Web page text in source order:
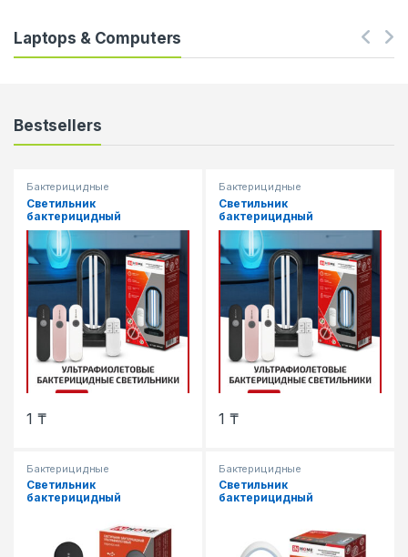
Laptops & Computers
Bestsellers
Бактерицидные
Светильник
бактерицидный
ультрафиолетовый
переносной БС M1W с
аккумулятором USB белый
IN HOME
1 ₸
Бактерицидные
Светильник
бактерицидный
ультрафиолетовый
переносной БС М1P с
аккумулятором USB
розовый IN HOME
1 ₸
Бактерицидные
Светильник
бактерицидный
переносной БС М1В с
аккумулятором USB
черный IN HOME
Бактерицидные
Светильник
бактерицидный
белый с датчиком
присутствия 230В